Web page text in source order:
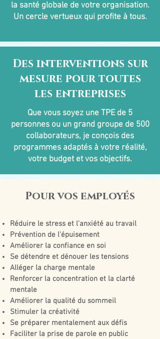
la santé globale de votre organisation.
Un cercle vertueux qui profite à tous.
Des interventions sur
mesure pour toutes
les entreprises
Que vous soyez une TPE de 5
personnes ou un grand groupe de 500
collaborateurs, je conçois des
programmes adaptés à votre réalité,
votre budget et vos objectifs.
Pour vos employés
Réduire le stress et l'anxiété au travail
Prévention de l'épuisement
Améliorer la confiance en soi
Se détendre et dénouer les tensions
Alléger la charge mentale
Renforcer la concentration et la clarté
mentale
Améliorer la qualité du sommeil
Stimuler la créativité
Se préparer mentalement aux défis
Faciliter la prise de parole en public